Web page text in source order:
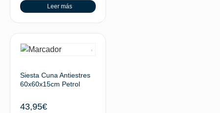
Leer más
Siesta Cuna Antiestres
60x60x15cm Petrol
43,95€